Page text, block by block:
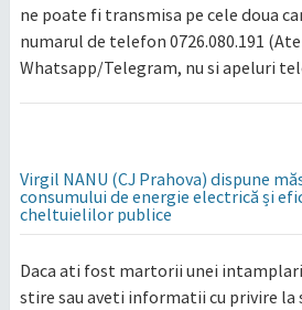
ne poate fi transmisa pe cele doua
numarul de telefon 0726.080.191
Whatsapp/Telegram, nu si apeluri
Virgil NANU (CJ Prahova) dispune
consumului de energie electrică și
cheltuielilor publice
Daca ati fost martorii unei intamplari
stire sau aveti informatii cu privire la